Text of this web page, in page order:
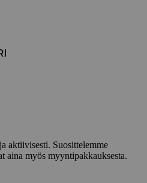
aktiivisesti. Suosittelemme
aina myös myyntipakkauksesta.